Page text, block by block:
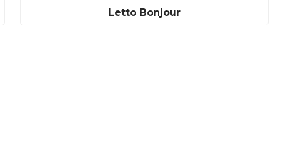
Letto Bonjour